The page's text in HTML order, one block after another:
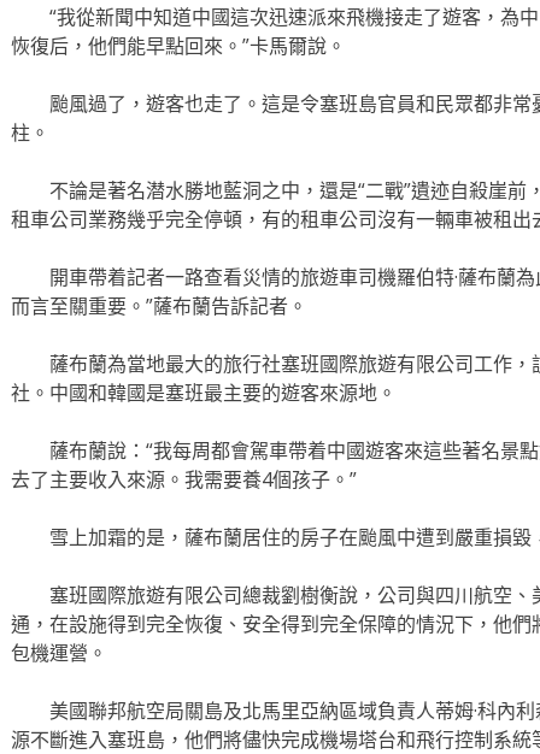
“我從新聞中知道中國這次迅速派來飛機接走了遊客，為
恢復后，他們能早點回來。”卡馬爾說。
颱風過了，遊客也走了。這是令塞班島官員和民眾都非常
柱。
不論是著名潜水勝地藍洞之中，還是“二戰”遺迹自殺崖前
租車公司業務幾乎完全停頓，有的租車公司沒有一輛車被租出
開車帶着記者一路查看災情的旅遊車司機羅伯特·薩布蘭為
而言至關重要。”薩布蘭告訴記者。
薩布蘭為當地最大的旅行社塞班國際旅遊有限公司工作，
社。中國和韓國是塞班最主要的遊客來源地。
薩布蘭說：“我每周都會駕車帶着中國遊客來這些著名景
去了主要收入來源。我需要養4個孩子。”
雪上加霜的是，薩布蘭居住的房子在颱風中遭到嚴重損毀
塞班國際旅遊有限公司總裁劉樹衡說，公司與四川航空、
通，在設施得到完全恢復、安全得到完全保障的情況下，他
包機運營。
美國聯邦航空局關島及北馬里亞納區域負責人蒂姆·科內
源不斷進入塞班島，他們將儘快完成機場塔台和飛行控制系